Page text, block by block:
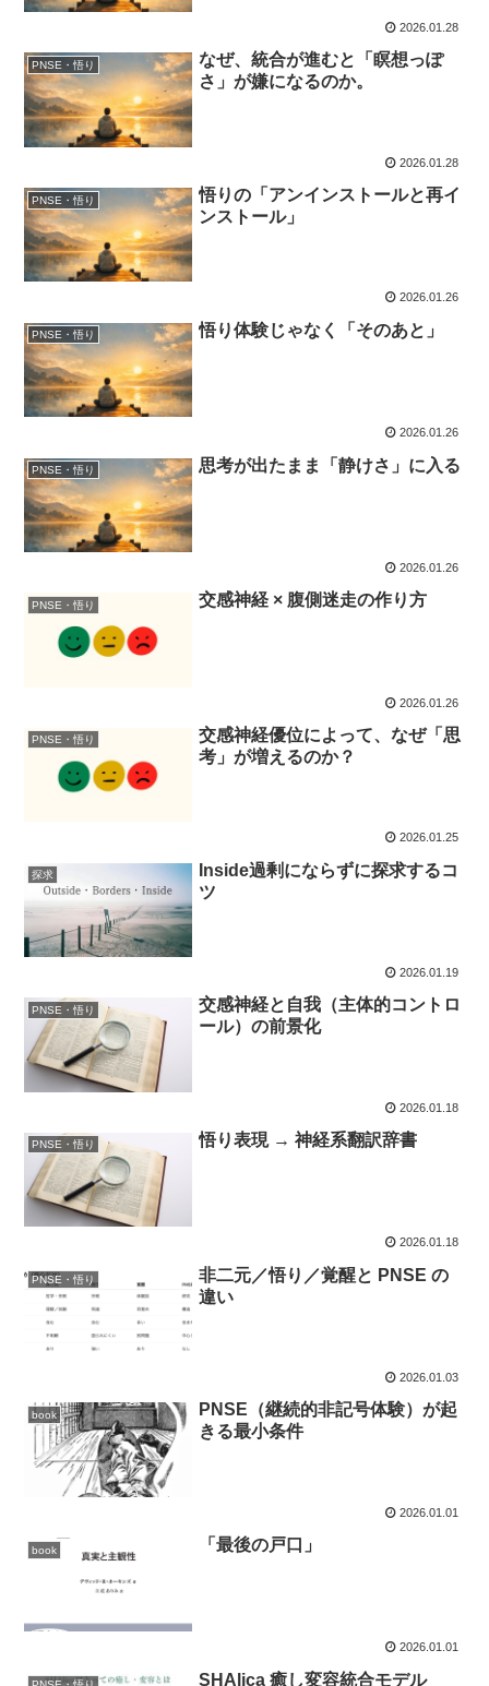
2026.01.28
PNSE・悟り
なぜ、統合が進むと「瞑想っぽ
さ」が嫌になるのか。
2026.01.28
PNSE・悟り
悟りの「アンインストールと再イ
ンストール」
2026.01.26
PNSE・悟り 悟り体験じゃなく「そのあと」
2026.01.26
PNSE・悟り 思考が出たまま「静けさ」に入る
2026.01.26
PNSE・悟り 交感神経 × 腹側迷走の作り方
2026.01.26
PNSE・悟り
交感神経優位によって、なぜ「思
考」が増えるのか？
2026.01.25
探求
Inside過剰にならずに探求するコ
ツ
2026.01.19
PNSE・悟り
交感神経と自我（主体的コントロ
ール）の前景化
2026.01.18
PNSE・悟り 悟り表現 → 神経系翻訳辞書
2026.01.18
PNSE・悟り
非二元／悟り／覚醒と PNSE の
違い
2026.01.03
book
PNSE（継続的非記号体験）が起
きる最小条件
2026.01.01
book 「最後の戸口」
2026.01.01
SHAlica 癒し変容統合モデル